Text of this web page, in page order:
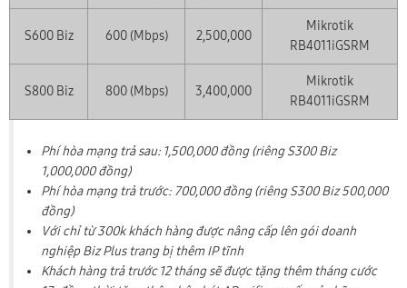
S600 Biz 600 (Mbps) 2,500,000
Mikrotik
RB4011iGSRM
S800 Biz 800 (Mbps) 3,400,000
Mikrotik
RB4011iGSRM
Phí hòa mạng trả sau: 1,500,000 đồng (riêng S300 Biz
1,000,000 đồng)
Phí hòa mạng trả trước: 700,000 đồng (riêng S300 Biz 500,000
đồng)
Với chỉ từ 300k khách hàng được nâng cấp lên gói doanh
nghiệp Biz Plus trang bị thêm IP tĩnh
Khách hàng trả trước 12 tháng sẽ được tặng thêm tháng cước